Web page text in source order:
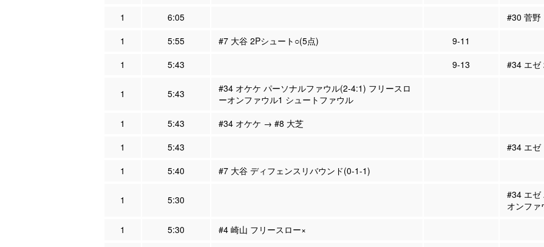
1
6:05
#30 菅野
1
5:55 #7 大谷 2Pシュート○(5点)
9-11
1
5:43 9-13 #34 エゼ
1 5:43
#34 オケケ パーソナルファウル(2-4:1) フリースロ
ーオンファウル1 シュートファウル
1
5:43
#34 オケケ → #8 大芝
1
5:43
#34 エゼ
1
5:40 #7 大谷 ディフェンスリバウンド(0-1-1)
1 5:30
#34 エゼ
オンフ
1
5:30 #4 崎山 フリースロー×